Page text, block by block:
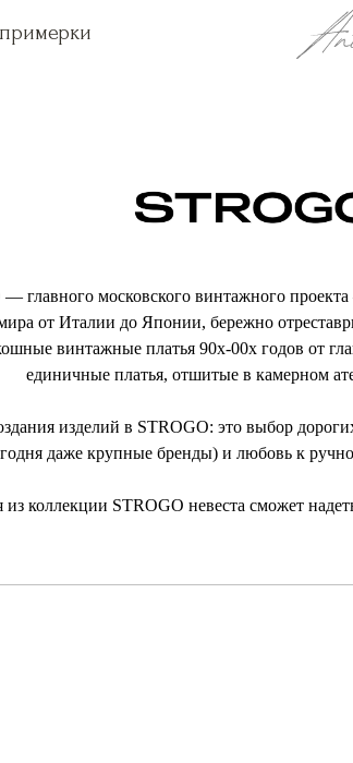
главного московского винтажного
от Италии до Японии, бережно
винтажные платья 90х-00х годов от
единичные платья, отшитые в камерном
изделий в STROGO: это выбор
даже крупные бренды) и любовь к
из коллекции STROGO невеста сможет